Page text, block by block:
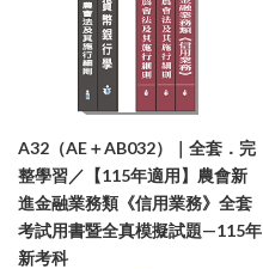
A32（AE＋AB032）｜全套．完
整學習／【115年適用】農會新
進金融業務類《信用業務》全套
考試用書暨全真模擬試題—115年
新考科